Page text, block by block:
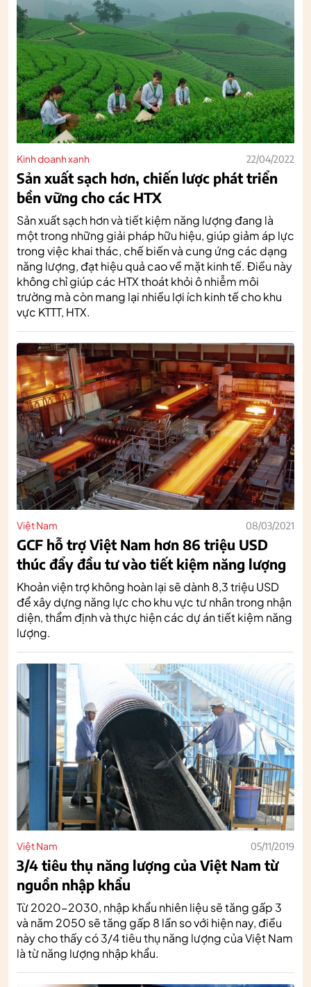
Kinh doanh xanh 22/04/2022
Sản xuất sạch hơn, chiến lược phát triển
bền vững cho các HTX
Sản xuất sạch hơn và tiết kiệm năng lượng đang là
một trong những giải pháp hữu hiệu, giúp giảm áp lực
trong việc khai thác, chế biến và cung ứng các dạng
năng lượng, đạt hiệu quả cao về mặt kinh tế. Điều này
không chỉ giúp các HTX thoát khỏi ô nhiễm môi
trường mà còn mang lại nhiều lợi ích kinh tế cho khu
vực KTTT, HTX.
Việt Nam 08/03/2021
GCF hỗ trợ Việt Nam hơn 86 triệu USD
thúc đẩy đầu tư vào tiết kiệm năng lượng
Khoản viện trợ không hoàn lại sẽ dành 8,3 triệu USD
để xây dựng năng lực cho khu vực tư nhân trong nhận
diện, thẩm định và thực hiện các dự án tiết kiệm năng
lượng.
Việt Nam 05/11/2019
3/4 tiêu thụ năng lượng của Việt Nam từ
nguồn nhập khẩu
Từ 2020-2030, nhập khẩu nhiên liệu sẽ tăng gấp 3
và năm 2050 sẽ tăng gấp 8 lần so với hiện nay, điều
này cho thấy có 3/4 tiêu thụ năng lượng của Việt Nam
là từ năng lượng nhập khẩu.